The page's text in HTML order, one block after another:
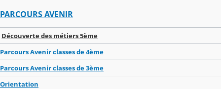
PARCOURS AVENIR
Découverte des métiers 5ème
Parcours Avenir classes de 4ème
Parcours Avenir classes de 3ème
Orientation